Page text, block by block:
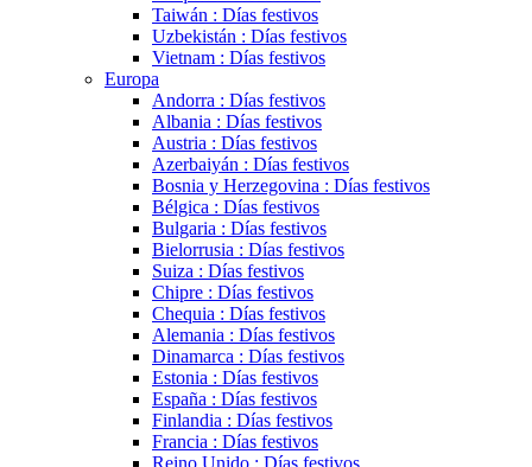
Taiwán : Días festivos
Uzbekistán : Días festivos
Vietnam : Días festivos
Europa
Andorra : Días festivos
Albania : Días festivos
Austria : Días festivos
Azerbaiyán : Días festivos
Bosnia y Herzegovina : Días festivos
Bélgica : Días festivos
Bulgaria : Días festivos
Bielorrusia : Días festivos
Suiza : Días festivos
Chipre : Días festivos
Chequia : Días festivos
Alemania : Días festivos
Dinamarca : Días festivos
Estonia : Días festivos
España : Días festivos
Finlandia : Días festivos
Francia : Días festivos
Reino Unido : Días festivos